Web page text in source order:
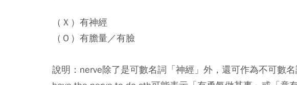
（Ｘ）有神經
（Ｏ）有膽量／有臉
說明：nerve除了是可數名詞「神經」外，還可作為不可數